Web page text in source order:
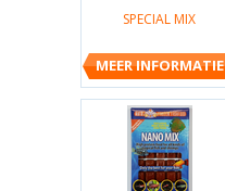
SPECIAL MIX
MEER INFORMATIE